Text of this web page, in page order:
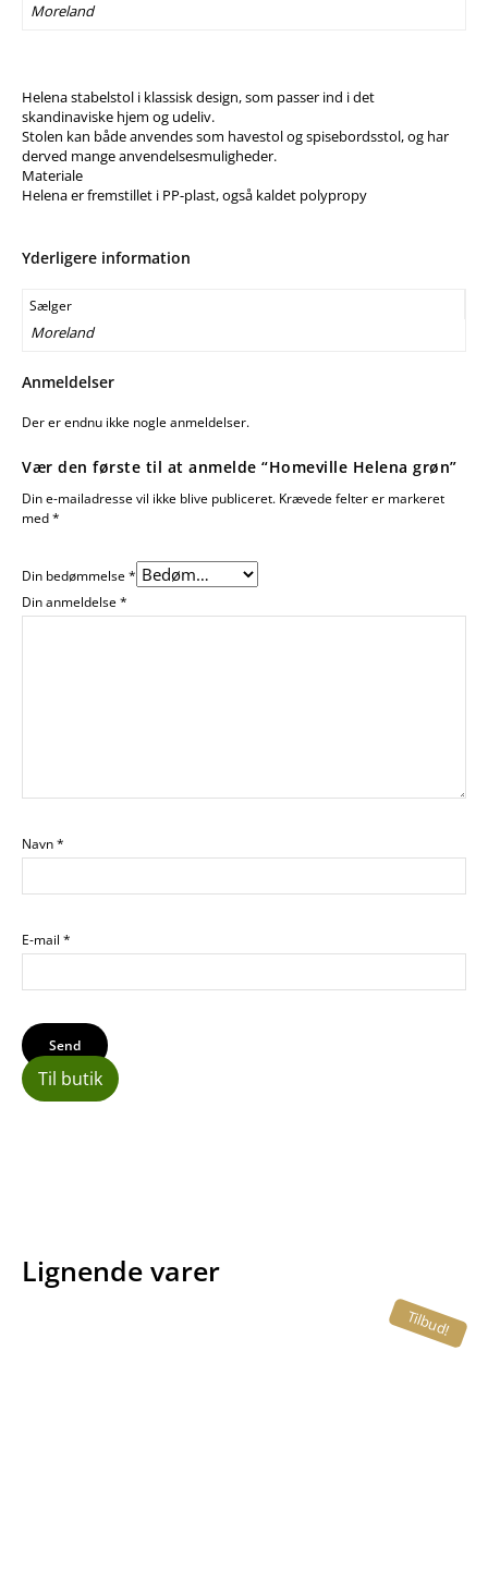
Moreland
Helena stabelstol i klassisk design, som passer ind i det
skandinaviske hjem og udeliv.
Stolen kan både anvendes som havestol og spisebordsstol, og har
derved mange anvendelsesmuligheder.
Materiale
Helena er fremstillet i PP-plast, også kaldet polypropy
Yderligere information
Sælger
Moreland
Anmeldelser
Der er endnu ikke nogle anmeldelser.
Vær den første til at anmelde “Homeville Helena grøn”
Din e-mailadresse vil ikke blive publiceret. Krævede felter er markeret
med*
Din bedømmelse*
Din anmeldelse*
Navn*
E-mail *
Til butik
Lignende varer
Tilbud!